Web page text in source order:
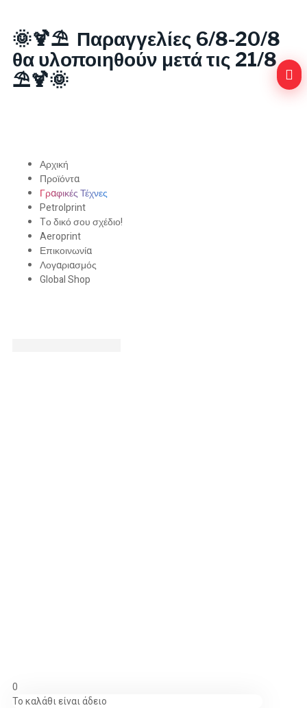
🌞🍹⛱️ Παραγγελίες 6/8-20/8
θα υλοποιηθούν μετά τις 21/8
⛱️🍹🌞
Αρχική
Προϊόντα
Γραφικές Τέχνες
Petrolprint
Tο δικό σου σχέδιο!
Aeroprint
Επικοινωνία
Λογαριασμός
Global Shop
0
Το καλάθι είναι άδειο